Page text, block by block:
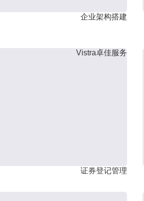
企业架构搭建
Vistra卓佳服务
证券登记管理